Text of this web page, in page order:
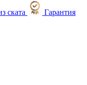
Гарантия